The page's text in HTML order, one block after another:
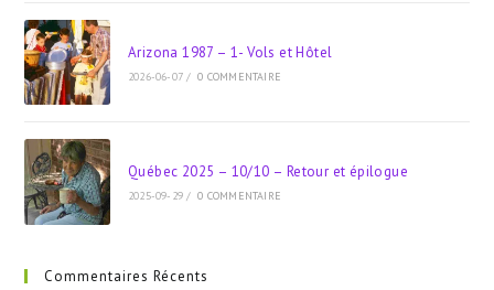
Arizona 1987 – 1- Vols et Hôtel
2026-06-07 / 0 COMMENTAIRE
Québec 2025 – 10/10 – Retour et épilogue
2025-09-29 / 0 COMMENTAIRE
Commentaires Récents